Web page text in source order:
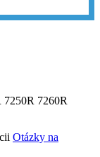
7250R 7260R
Otázky na